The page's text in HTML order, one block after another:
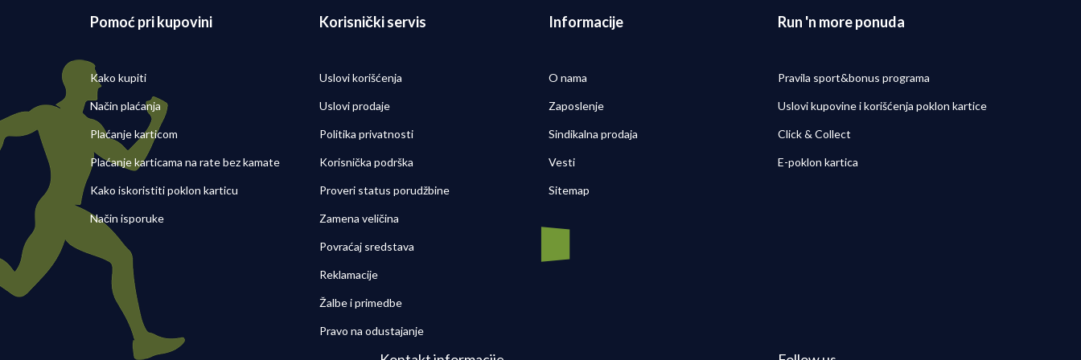
Pomoć pri kupovini
Kako kupiti
Način plaćanja
Plaćanje karticom
Plaćanje karticama na rate bez kamate
Kako iskoristiti poklon karticu
Način isporuke
Korisnički servis
Uslovi korišćenja
Uslovi prodaje
Politika privatnosti
Korisnička podrška
Proveri status porudžbine
Zamena veličina
Povraćaj sredstava
Reklamacije
Žalbe i primedbe
Pravo na odustajanje
Informacije
O nama
Zaposlenje
Sindikalna prodaja
Vesti
Sitemap
Run 'n more ponuda
Pravila sport&bonus programa
Uslovi kupovine i korišćenja poklon kartice
Click & Collect
E-poklon kartica